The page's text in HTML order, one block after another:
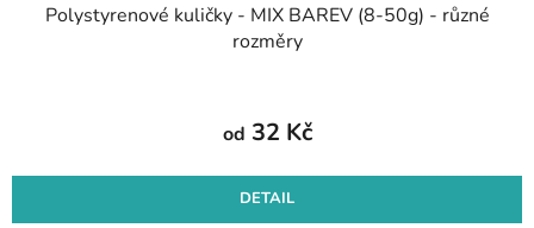
Polystyrenové kuličky - MIX BAREV (8-50g) - různé
rozměry
od 32 Kč
DETAIL